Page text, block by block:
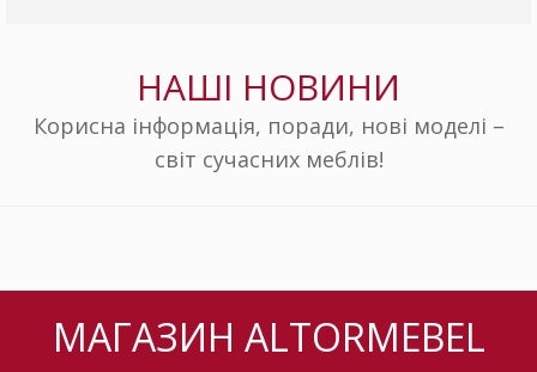
НАШІ НОВИНИ
Корисна інформація, поради, нові моделі –
світ сучасних меблів!
МАГАЗИН ALTORMEBEL